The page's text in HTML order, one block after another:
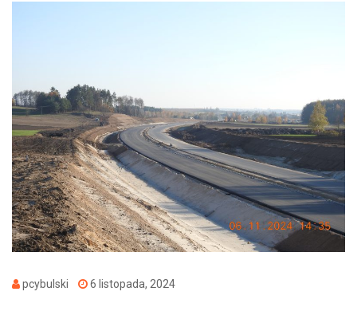
pcybulski 6 listopada, 2024